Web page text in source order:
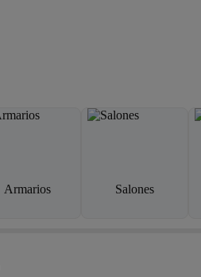
Armarios Salones